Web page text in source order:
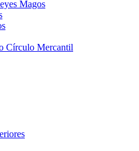
Magos
Círculo Mercantil